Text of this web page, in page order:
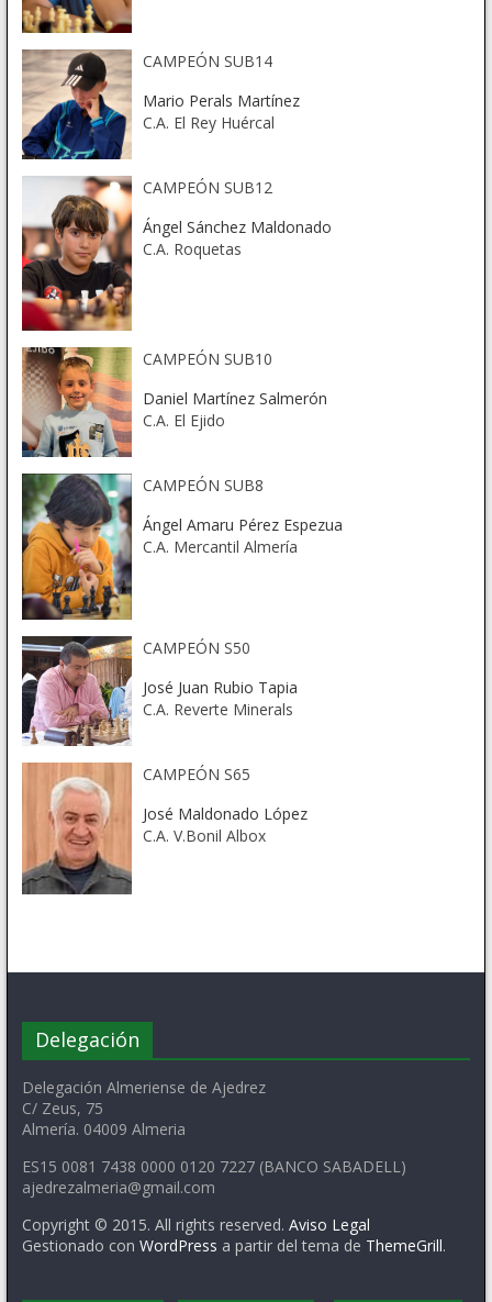
CAMPEÓN SUB14
Mario Perals Martínez
C.A. El Rey Huércal
CAMPEÓN SUB12
Ángel Sánchez Maldonado
C.A. Roquetas
CAMPEÓN SUB10
Daniel Martínez Salmerón
C.A. El Ejido
CAMPEÓN SUB8
Ángel Amaru Pérez Espezua
C.A. Mercantil Almería
CAMPEÓN S50
José Juan Rubio Tapia
C.A. Reverte Minerals
CAMPEÓN S65
José Maldonado López
C.A. V.Bonil Albox
Delegación
Delegación Almeriense de Ajedrez
C/ Zeus, 75
Almería. 04009 Almeria
ES15 0081 7438 0000 0120 7227 (BANCO SABADELL)
ajedrezalmeria@gmail.com
Copyright © 2015. All rights reserved. Aviso Legal
Gestionado con WordPress a partir del tema de ThemeGrill.